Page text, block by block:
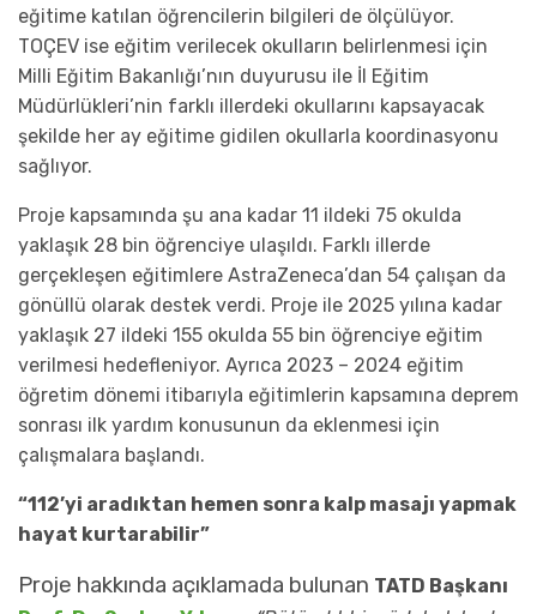
eğitime katılan öğrencilerin bilgileri de ölçülüyor.
TOÇEV ise eğitim verilecek okulların belirlenmesi için
Milli Eğitim Bakanlığı’nın duyurusu ile İl Eğitim
Müdürlükleri’nin farklı illerdeki okullarını kapsayacak
şekilde her ay eğitime gidilen okullarla koordinasyonu
sağlıyor.
Proje kapsamında şu ana kadar 11 ildeki 75 okulda
yaklaşık 28 bin öğrenciye ulaşıldı. Farklı illerde
gerçekleşen eğitimlere AstraZeneca’dan 54 çalışan da
gönüllü olarak destek verdi. Proje ile 2025 yılına kadar
yaklaşık 27 ildeki 155 okulda 55 bin öğrenciye eğitim
verilmesi hedefleniyor. Ayrıca 2023 – 2024 eğitim
öğretim dönemi itibarıyla eğitimlerin kapsamına deprem
sonrası ilk yardım konusunun da eklenmesi için
çalışmalara başlandı.
“112’yi aradıktan hemen sonra kalp masajı yapmak
hayat kurtarabilir”
Proje hakkında açıklamada bulunan TATD Başkanı